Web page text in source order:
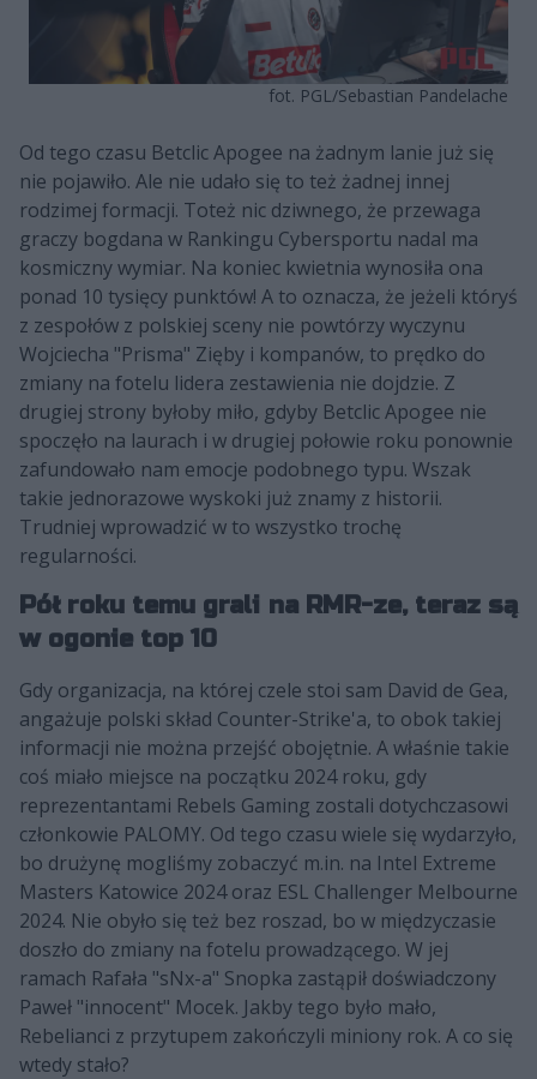
fot. PGL/Sebastian Pandelache
Od tego czasu Betclic Apogee na żadnym lanie już się
nie pojawiło. Ale nie udało się to też żadnej innej
rodzimej formacji. Toteż nic dziwnego, że przewaga
graczy bogdana w Rankingu Cybersportu nadal ma
kosmiczny wymiar. Na koniec kwietnia wynosiła ona
ponad 10 tysięcy punktów! A to oznacza, że jeżeli któryś
z zespołów z polskiej sceny nie powtórzy wyczynu
Wojciecha "Prisma" Zięby i kompanów, to prędko do
zmiany na fotelu lidera zestawienia nie dojdzie. Z
drugiej strony byłoby miło, gdyby Betclic Apogee nie
spoczęło na laurach i w drugiej połowie roku ponownie
zafundowało nam emocje podobnego typu. Wszak
takie jednorazowe wyskoki już znamy z historii.
Trudniej wprowadzić w to wszystko trochę
regularności.
Pół roku temu grali na RMR-ze, teraz są
w ogonie top 10
Gdy organizacja, na której czele stoi sam David de Gea,
angażuje polski skład Counter-Strike'a, to obok takiej
informacji nie można przejść obojętnie. A właśnie takie
coś miało miejsce na początku 2024 roku, gdy
reprezentantami Rebels Gaming zostali dotychczasowi
członkowie PALOMY. Od tego czasu wiele się wydarzyło,
bo drużynę mogliśmy zobaczyć m.in. na Intel Extreme
Masters Katowice 2024 oraz ESL Challenger Melbourne
2024. Nie obyło się też bez roszad, bo w międzyczasie
doszło do zmiany na fotelu prowadzącego. W jej
ramach Rafała "sNx-a" Snopka zastąpił doświadczony
Paweł "innocent" Mocek. Jakby tego było mało,
Rebelianci z przytupem zakończyli miniony rok. A co się
wtedy stało?